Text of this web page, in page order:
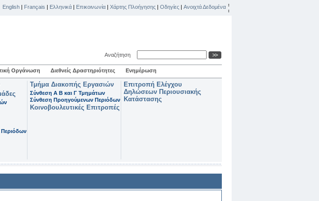
English | Français | Ελληνικά | Επικοινωνία | Χάρτης Πλοήγησης | Οδηγίες | Ανοιχτά Δεδομένα
Αναζήτηση
Οργάνωση Διεθνείς Δραστηριότητες Ενημέρωση
Τμήμα Διακοπής Εργασιών
Σύνθεση Α Β και Γ Τμημάτων
Σύνθεση Προηγούμενων Περιόδων
Κοινοβουλευτικές Επιτροπές
Επιτροπή Ελέγχου
Δηλώσεων Περιουσιακής
Κατάστασης